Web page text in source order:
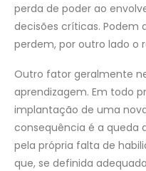
perda de poder ao
decisões críticas. Podem
perdem, por outro lado o
Outro fator geralmente
aprendizagem. Em todo
implantação de uma
consequência é a queda
pela própria falta de
que, se definida